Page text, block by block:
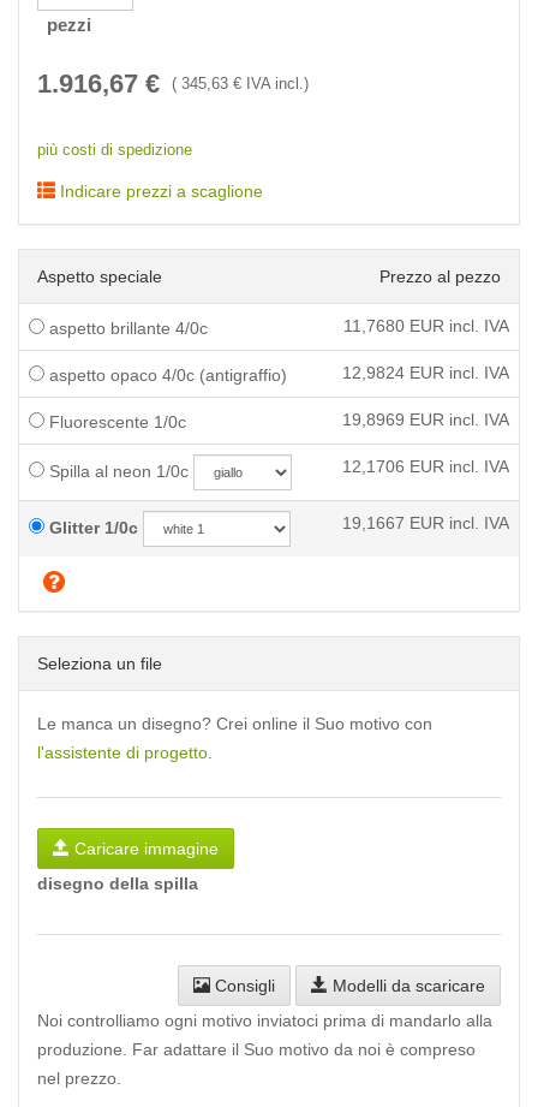
pezzi
1.916,67 € ( 345,63 € IVA incl.)
più costi di spedizione
Indicare prezzi a scaglione
Aspetto speciale Prezzo al pezzo
aspetto brillante 4/0c 11,7680 EUR incl. IVA
aspetto opaco 4/0c (antigraffio) 12,9824 EUR incl. IVA
Fluorescente 1/0c 19,8969 EUR incl. IVA
Spilla al neon 1/0c 12,1706 EUR incl. IVA
Glitter 1/0c 19,1667 EUR incl. IVA
Seleziona un file
Le manca un disegno? Crei online il Suo motivo con
l'assistente di progetto
Caricare immagine
disegno della spilla
Consigli
Modelli da scaricare
Noi controlliamo ogni motivo inviatoci prima di mandarlo alla
produzione. Far adattare il Suo motivo da noi è compreso
nel prezzo.